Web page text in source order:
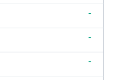
-
-
-